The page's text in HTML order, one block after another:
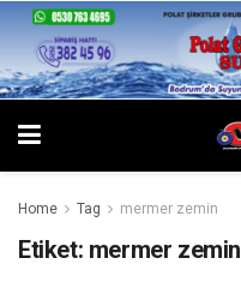
Home Tag mermer zemin
Etiket: mermer zemin